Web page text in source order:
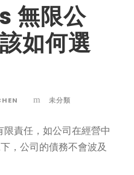
無限公
如何選
未分類
責任，如公司在經營中
，公司的債務不會波及